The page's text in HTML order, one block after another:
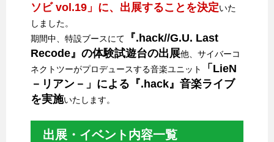
ソビ vol.19」に、出展することを決定いた
しました。
期間中、特設ブースにて
『.hack//G.U. Last
Recode』の体験試遊台の出展他、サイバーコ
ネクトツーがプロデュースする音楽ユニット
「LieN
－リアン－」による『.hack』音楽ライブ
を実施いたします。
出展・イベント内容一覧